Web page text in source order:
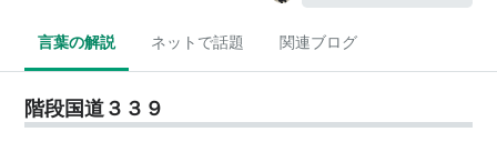
言葉の解説 ネットで話題 関連ブログ
階段国道３３９